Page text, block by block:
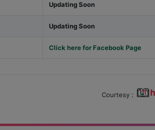
Updating Soon
Updating Soon
Click here for Facebook Page
Courtesy :